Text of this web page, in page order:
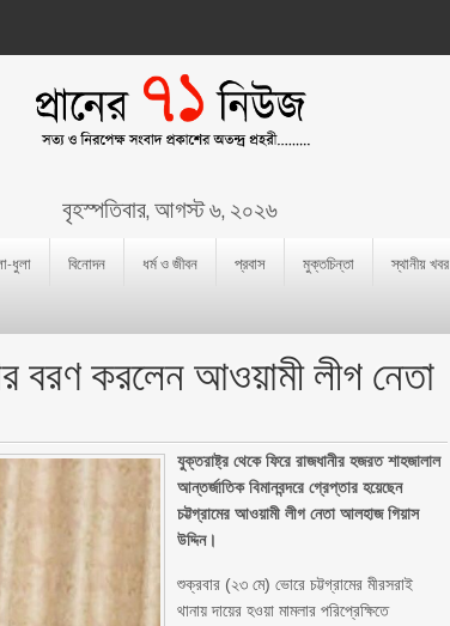
বৃহস্পতিবার, আগস্ট ৬, ২০২৬
ধুলা বিনোদন ধর্ম ও জীবন প্রবাস মুক্তচিন্তা স্থানীয় খবর
বরণ করলেন আওয়ামী লীগ নেতা
যুক্তরাষ্ট্র থেকে ফিরে রাজধানীর হজরত শাহজালাল
আন্তর্জাতিক বিমানবন্দরে গ্রেপ্তার হয়েছেন
চট্টগ্রামের আওয়ামী লীগ নেতা আলহাজ গিয়াস
উদ্দিন।
শুক্রবার (২৩ মে) ভোরে চট্টগ্রামের মীরসরাই
থানায় দায়ের হওয়া মামলার পরিপ্রেক্ষিতে